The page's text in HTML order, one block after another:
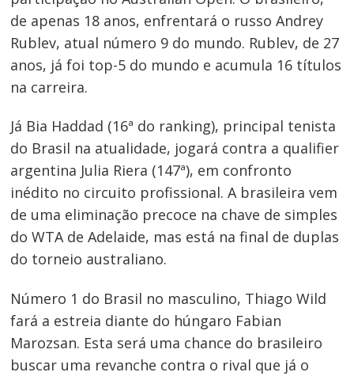
de apenas 18 anos, enfrentará o russo Andrey
Rublev, atual número 9 do mundo. Rublev, de 27
anos, já foi top-5 do mundo e acumula 16 títulos
na carreira.
Já Bia Haddad (16ª do ranking), principal tenista
do Brasil na atualidade, jogará contra a qualifier
argentina Julia Riera (147ª), em confronto
inédito no circuito profissional. A brasileira vem
de uma eliminação precoce na chave de simples
do WTA de Adelaide, mas está na final de duplas
do torneio australiano.
Número 1 do Brasil no masculino, Thiago Wild
fará a estreia diante do húngaro Fabian
Marozsan. Esta será uma chance do brasileiro
buscar uma revanche contra o rival que já o
Navegação
de
Post